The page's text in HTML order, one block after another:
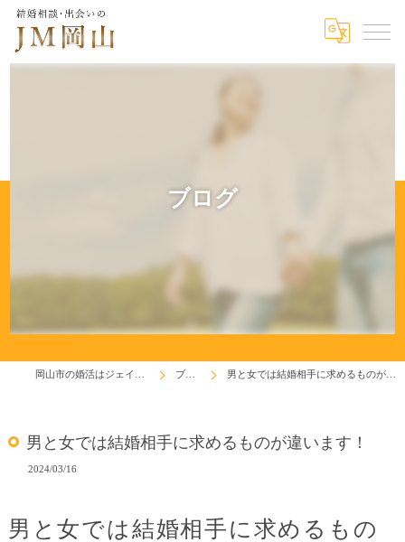
ブログ
ブログ 男と女では結婚相手に求めるものが違います！
男と女では結婚相手に求めるものが違います！
2024/03/16
男と女では結婚相手に求めるもの